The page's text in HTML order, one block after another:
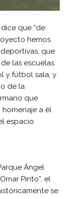
que “de
hemos
que
las escuelas
y fútbol sala, y
de la
que
a él
espacio
Ángel
Pinto”, el
se